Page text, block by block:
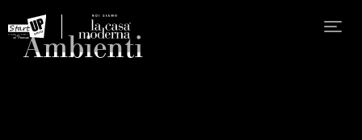
Ambienti